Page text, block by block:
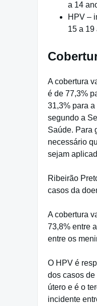
a 14
HPV –
15 a 19
A cobertura
é de 77,3%
31,3% para
segundo a
Saúde. Para
necessário
sejam
Ribeirão
casos da
A cobertura
73,8% entre
entre os
O HPV é
dos casos
útero e é o
incidente